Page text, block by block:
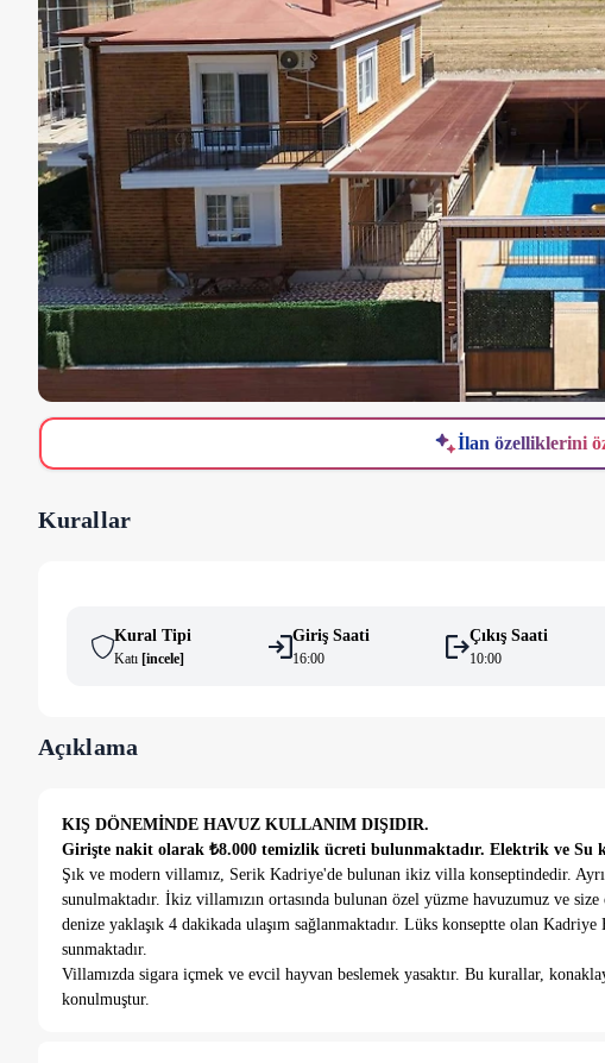
İlan özelliklerini
Kurallar
Kural Tipi
Katı [i̇ncele]
Giriş Saati
16:00
Çıkış Saati
10:00
Açıklama
KIŞ DÖNEMİNDE HAVUZ KULLANIM DIŞIDIR.
Girişte nakit olarak ₺8.000 temizlik ücreti bulunmaktadır. Elektrik ve Su
Şık ve modern villamız, Serik Kadriye'de bulunan ikiz villa konseptindedir.
sunulmaktadır. İkiz villamızın ortasında bulunan özel yüzme havuzumuz ve
denize yaklaşık 4 dakikada ulaşım sağlanmaktadır. Lüks konseptte olan
sunmaktadır.
Villamızda sigara içmek ve evcil hayvan beslemek yasaktır. Bu kurallar,
konulmuştur.